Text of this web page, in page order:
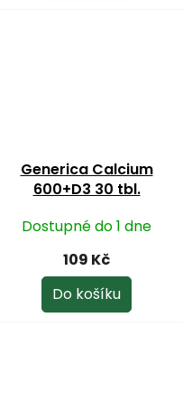
Generica Calcium
600+D3 30 tbl.
Dostupné do 1 dne
109 Kč
Do košíku